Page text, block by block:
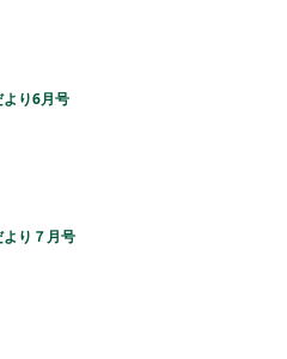
り6月号
り７月号